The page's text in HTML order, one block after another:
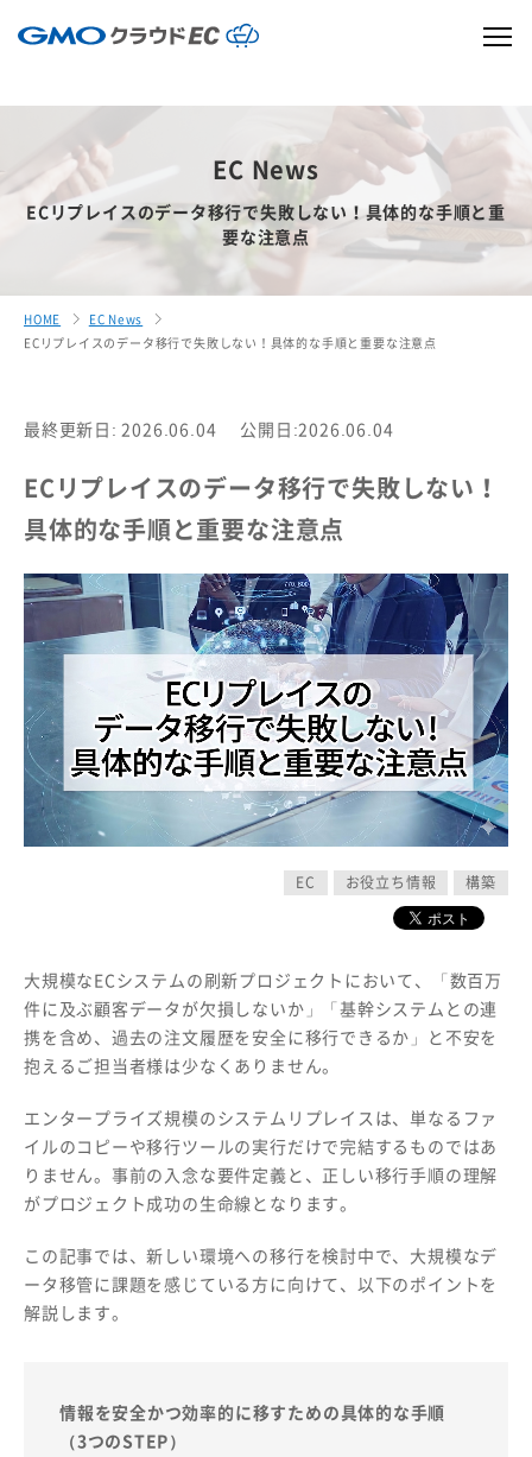
EC News
ECリプレイスのデータ移行で失敗しない！具体的な手順と重
要な注意点
HOME
EC News
ECリプレイスのデータ移行で失敗しない！具体的な手順と重要な注意点
最終更新日: 2026.06.04 公開日:2026.06.04
ECリプレイスのデータ移行で失敗しない！
具体的な手順と重要な注意点
EC お役立ち情報 構築
大規模なECシステムの刷新プロジェクトにおいて、「数百万
件に及ぶ顧客データが欠損しないか」「基幹システムとの連
携を含め、過去の注文履歴を安全に移行できるか」と不安を
抱えるご担当者様は少なくありません。
エンタープライズ規模のシステムリプレイスは、単なるファ
イルのコピーや移行ツールの実行だけで完結するものではあ
りません。事前の入念な要件定義と、正しい移行手順の理解
がプロジェクト成功の生命線となります。
この記事では、新しい環境への移行を検討中で、大規模なデ
ータ移管に課題を感じている方に向けて、以下のポイントを
解説します。
情報を安全かつ効率的に移すための具体的な手順
（3つのSTEP）